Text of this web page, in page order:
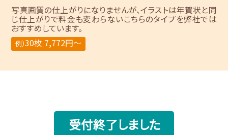
写真画質の仕上がりになりませんが、イラストは年賀状と同
じ仕上がりで料金も変わらないこちらのタイプを弊社では
おすすめしています。
例）30枚 7,772円～
受付終了しました